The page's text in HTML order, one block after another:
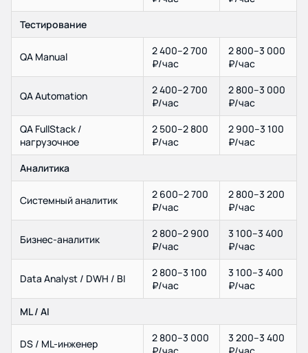
Тестирование
QA Manual
2 400–2 700
₽/час
2 800–3 000
₽/час
QA Automation
2 400–2 700
₽/час
2 800–3 000
₽/час
QA FullStack /
нагрузочное
2 500–2 800
₽/час
2 900–3 100
₽/час
Аналитика
Системный аналитик
2 600–2 700
₽/час
2 800–3 200
₽/час
Бизнес-аналитик
2 800–2 900
₽/час
3 100–3 400
₽/час
Data Analyst / DWH / BI
2 800–3 100
₽/час
3 100–3 400
₽/час
ML / AI
DS / ML-инженер
2 800–3 000
3 200–3 400